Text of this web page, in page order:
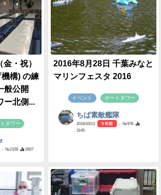
・祝）
構) の練
般公開
ー北側...
タワー
- №2109 2007
2016年8月28日 千葉みなと
マリンフェスタ 2016
イベント ポートタワー
ちば素敵艦隊
2016/10/13 9 年前
- №976
3145